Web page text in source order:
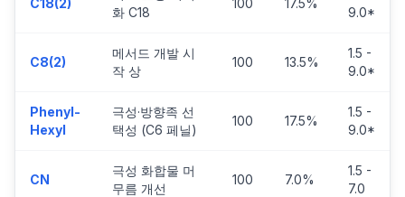
C18(2)
화 C18
100 17.5%
9.0*
C8(2)
메서드 개발 시
작 상
100 13.5%
1.5 -
9.0*
Phenyl-
Hexyl
극성·방향족 선
택성 (C6 페닐)
100 17.5%
1.5 -
9.0*
CN
극성 화합물 머
무름 개선
100 7.0%
1.5 -
7.0